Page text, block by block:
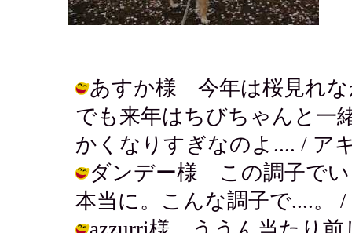
あすか様 今年は桜見れな
でも来年はちびちゃんと一
かくなりすぎなのよ.... / ア
ダンデー様 この調子でい
本当に。こんな調子で....。 /